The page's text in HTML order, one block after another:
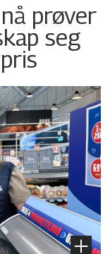
prøver
seg